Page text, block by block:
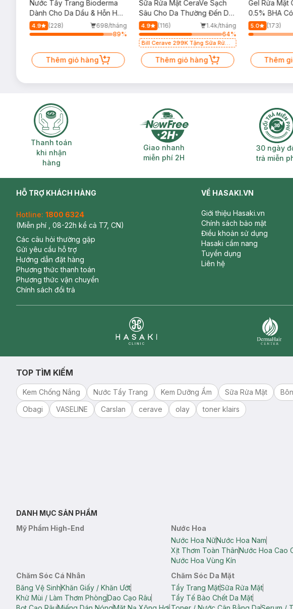
Nước Tẩy Trang Bioderma
Dành Cho Da Dầu & Hỗn Hợp
500ml
4.9 (228)
698/tháng
89%
Thêm giỏ hàng
Sữa Rửa Mặt CeraVe Sạch
Sâu Cho Da Thường Đến Da
Dầu 473ml
4.9 (116)
1.4k/tháng
64%
Bill Cerave 299K Tặng Sữa Rửa
Mặt Cerave 30ml (SL có hạn)
Thêm giỏ hàng
Gel Rửa Mặt
0.5% BHA
150ml
5.0
(173)
Thêm
Thanh toán khi nhận hàng
Thanh toán
khi nhận
hàng
Giao nhanh miễn phí 2H
Giao nhanh
miễn phí 2H
30
30 ngày
trả miễn
HỖ TRỢ KHÁCH HÀNG
Hotline: 1800 6324
(Miễn phí , 08-22h kể cả T7, CN)
Các câu hỏi thường gặp
Gửi yêu cầu hỗ trợ
Hướng dẫn đặt hàng
Phương thức thanh toán
Phương thức vận chuyển
Chính sách đổi trả
VỀ HASAKI.VN
Giới thiệu Hasaki.vn
Chính sách bảo mật
Điều khoản sử dụng
Hasaki cẩm nang
Tuyển dụng
Liên hệ
TOP TÌM KIẾM
Kem Chống Nắng Nước Tẩy Trang Kem Dưỡng Ẩm Sữa Rửa Mặt
Obagi
VASELINE Carslan cerave olay toner klairs
DANH MỤC SẢN PHẨM
Mỹ Phẩm High-End
Nước Hoa
Nước Hoa NữNước Hoa Nam
Xịt Thơm Toàn ThânNước Hoa Cao
Nước Hoa Vùng Kín
Chăm Sóc Cá Nhân
Băng Vệ SinhKhăn Giấy / Khăn Ướt
Khử Mùi / Làm Thơm PhòngDao Cạo Râu
Chăm Sóc Da Mặt
Tẩy Trang MặtSữa Rửa Mặt
Tẩy Tế Bào Chết Da Mặt